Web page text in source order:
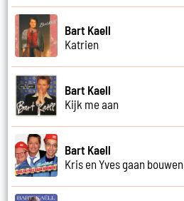
Bart Kaell
Katrien
Bart Kaell
Kijk me aan
Bart Kaell
Kris en Yves gaan bouwen